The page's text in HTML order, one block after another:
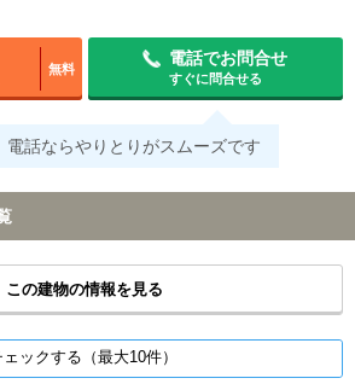
無料
電話でお問合せ
すぐに問合せる
電話ならやりとりがスムーズです
この建物の情報を見る
ックする（最大10件）